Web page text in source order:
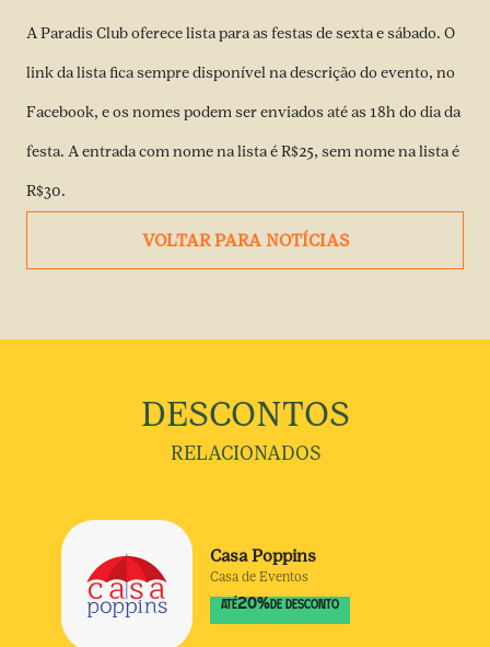
A Paradis Club oferece lista para as festas de sexta e sábado. O
link da lista fica sempre disponível na descriçãodo evento, no
Facebook, e os nomes podem ser enviados até as 18h do dia da
festa. A entrada com nome na lista é R$25, sem nome na lista é
R$30.
VOLTAR PARA NOTÍCIAS
DESCONTOS
RELACIONADOS
Casa Poppins
Casa de Eventos
ATÉ20% DE DESCONTO